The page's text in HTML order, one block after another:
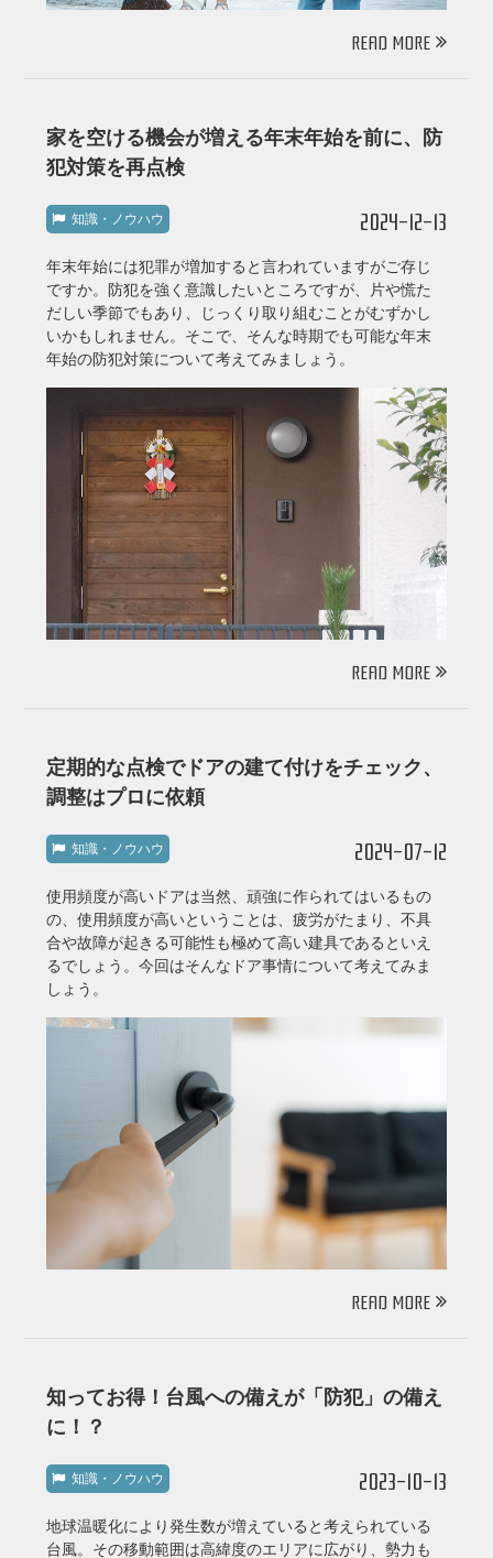
READ MORE
家を空ける機会が増える年末年始を前に、防
犯対策を再点検
知識・ノウハウ 2024-12-13
年末年始には犯罪が増加すると言われていますがご存じ
ですか。防犯を強く意識したいところですが、片や慌た
だしい季節でもあり、じっくり取り組むことがむずかし
いかもしれません。そこで、そんな時期でも可能な年末
年始の防犯対策について考えてみましょう。
READ MORE
定期的な点検でドアの建て付けをチェック、
調整はプロに依頼
知識・ノウハウ 2024-07-12
使用頻度が高いドアは当然、頑強に作られてはいるもの
の、使用頻度が高いということは、疲労がたまり、不具
合や故障が起きる可能性も極めて高い建具であるといえ
るでしょう。今回はそんなドア事情について考えてみま
しょう。
READ MORE
知ってお得！台風への備えが「防犯」の備え
に！？
知識・ノウハウ 2023-10-13
地球温暖化により発生数が増えていると考えられている
台風。その移動範囲は高緯度のエリアに広がり、勢力も